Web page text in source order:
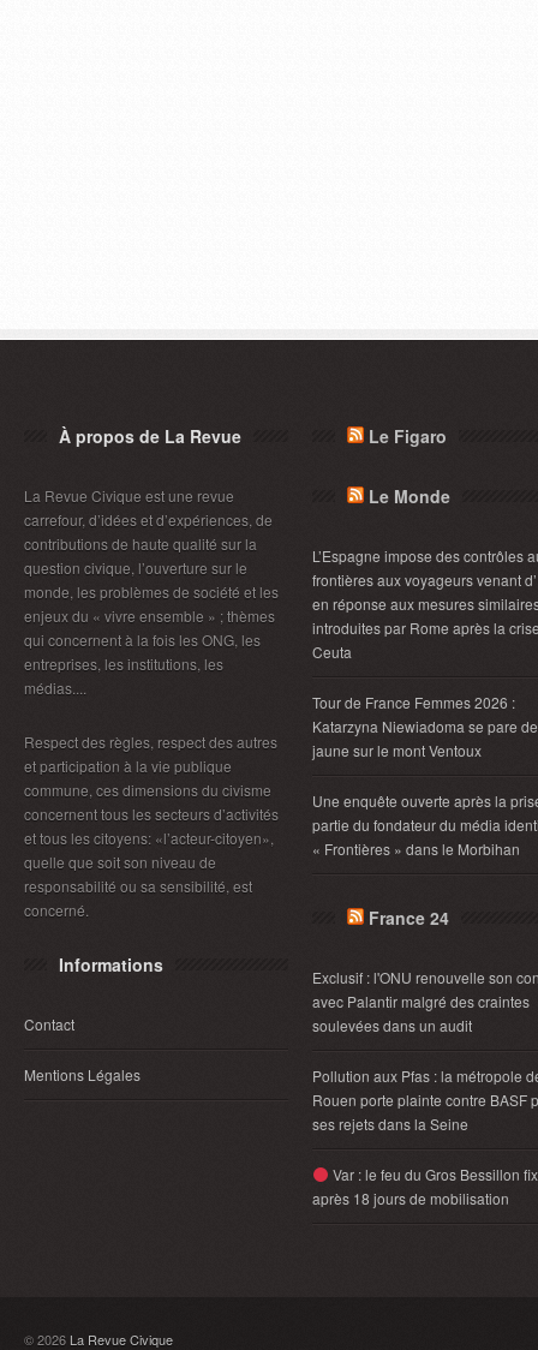
À propos de La Revue
La Revue Civique est une revue
carrefour, d’idées et d’expériences, de
contributions de haute qualité sur la
question civique, l’ouverture sur le
monde, les problèmes de société et les
enjeux du « vivre ensemble » ; thèmes
qui concernent à la fois les ONG, les
entreprises, les institutions, les
médias....
Respect des règles, respect des autres
et participation à la vie publique
commune, ces dimensions du civisme
concernent tous les secteurs d’activités
et tous les citoyens: «l’acteur-citoyen»,
quelle que soit son niveau de
responsabilité ou sa sensibilité, est
concerné.
Informations
Contact
Mentions Légales
Le Figaro
Le Monde
L’Espagne impose des contrôles
frontières aux voyageurs venant
en réponse aux mesures
introduites par Rome après la
Ceuta
Tour de France Femmes 2026 :
Katarzyna Niewiadoma se pare de
jaune sur le mont Ventoux
Une enquête ouverte après la
partie du fondateur du média
« Frontières » dans le Morbihan
France 24
Exclusif : l'ONU renouvelle son
avec Palantir malgré des craintes
soulevées dans un audit
Pollution aux Pfas : la métropole
Rouen porte plainte contre BASF
ses rejets dans la Seine
Var : le feu du Gros Bessillon
après 18 jours de mobilisation
© 2026 La Revue Civique